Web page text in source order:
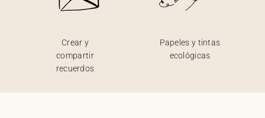
Crear y
compartir
recuerdos
Papeles y tintas
ecológicas